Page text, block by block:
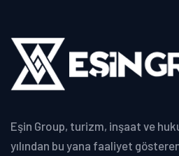
Eşin Group, turizm, inşaat ve
yılından bu yana faaliyet